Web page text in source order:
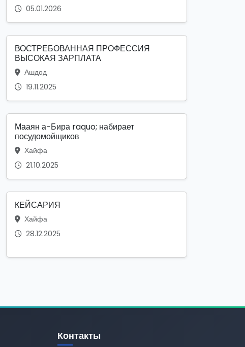
05.01.2026
ВОСТРЕБОВАННАЯ ПРОФЕССИЯ
ВЫСОКАЯ ЗАРПЛАТА
Ашдод
19.11.2025
Мааян а-Бира raquo; набирает
посудомойщиков
Хайфа
21.10.2025
КЕЙСАРИЯ
Хайфа
28.12.2025
Контакты